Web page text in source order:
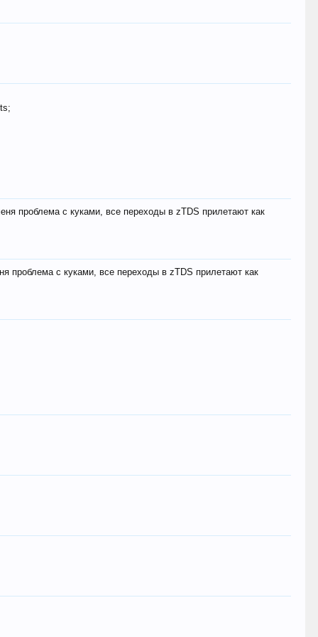
проблема с куками, все переходы в zTDS прилетают как
проблема с куками, все переходы в zTDS прилетают как